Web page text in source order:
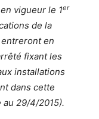
vigueur le 1er
de la
en
fixant les
installations
dans cette
29/4/2015).